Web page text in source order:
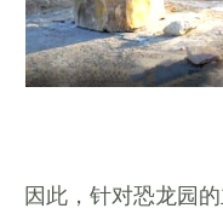
因此，针对恐龙园